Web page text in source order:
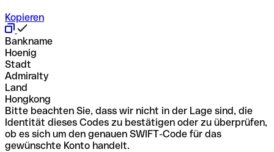
Kopieren
Bankname
Hoenig
Stadt
Admiralty
Land
Hongkong
Bitte beachten Sie, dass wir nicht in der Lage sind, die
Identität dieses Codes zu bestätigen oder zu überprüfen,
ob es sich um den genauen SWIFT-Code für das
gewünschte Konto handelt.